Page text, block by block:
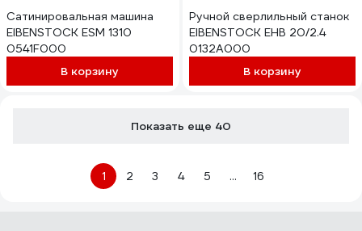
Сатинировальная машина
EIBENSTOCK ESM 1310
0541F000
В корзину
Ручной сверлильный станок
EIBENSTOCK EHB 20/2.4
0132A000
В корзину
Показать еще 40
1 2 3 4 5 ... 16